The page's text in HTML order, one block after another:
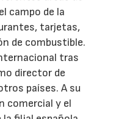
campo de la
tarjetas,
de combustible.
tras
director de
países. A su
comercial y el